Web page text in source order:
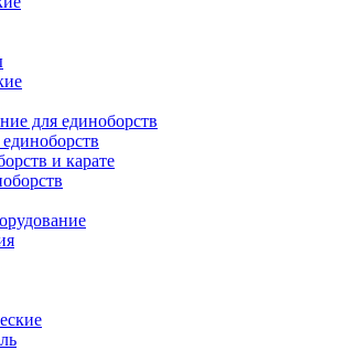
для единоборств
и карате